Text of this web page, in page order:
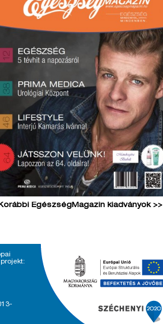
Korábbi EgészségMagazin kiadványok >>